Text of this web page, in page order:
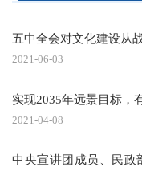
五中全会对文化建设从
2021-06-03
实现2035年远景目标，
2021-04-08
中央宣讲团成员、民政